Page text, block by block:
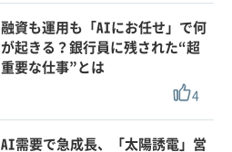
融資も運用も「AIにお任せ」で何
が起きる？銀行員に残された“超
重要な仕事”とは
4
AI需要で急成長、「太陽誘電」営